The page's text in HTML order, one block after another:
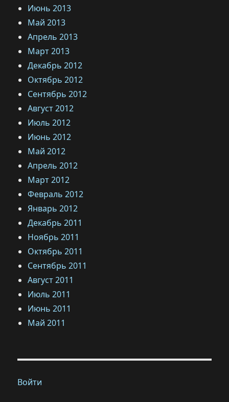
Июнь 2013
Май 2013
Апрель 2013
Март 2013
Декабрь 2012
Октябрь 2012
Сентябрь 2012
Август 2012
Июль 2012
Июнь 2012
Май 2012
Апрель 2012
Март 2012
Февраль 2012
Январь 2012
Декабрь 2011
Ноябрь 2011
Октябрь 2011
Сентябрь 2011
Август 2011
Июль 2011
Июнь 2011
Май 2011
Войти